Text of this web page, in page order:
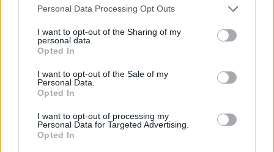
Please note that this website/app uses one or more Google
not limited to your visit or usage behaviour. You may click to
grant or deny consent to Google and its third-party tags to
use your data for below specified purposes in below Google
consent section.
Personal Data Processing Opt Outs
I want to opt-out of the Sharing of my
personal data.
Opted In
I want to opt-out of the Sale of my
Personal Data.
Opted In
I want to opt-out of processing my
Personal Data for Targeted Advertising.
Opted In
Ricevi le nostre ultime news